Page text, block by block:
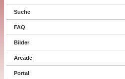
Suche
FAQ
Bilder
Arcade
Portal